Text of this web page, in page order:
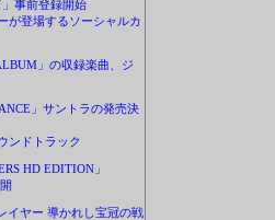
事前登録開始
が登場するソーシャルカ
」の収録楽曲、ジ
」サントラの発売決
ンドトラック
HD EDITION」
イヤー 導かれし宝冠の戦